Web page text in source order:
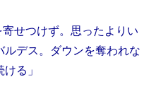
寄せつけず。思ったよりい
デス。ダウンを奪われな
る」